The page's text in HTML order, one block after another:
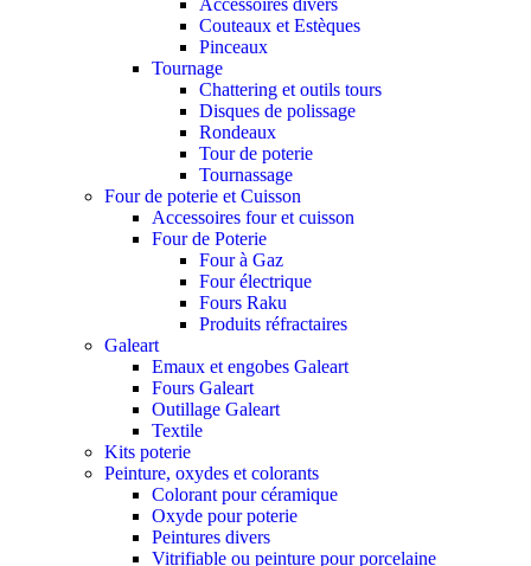
Accessoires divers
Couteaux et Estèques
Pinceaux
Tournage
Chattering et outils tours
Disques de polissage
Rondeaux
Tour de poterie
Tournassage
Four de poterie et Cuisson
Accessoires four et cuisson
Four de Poterie
Four à Gaz
Four électrique
Fours Raku
Produits réfractaires
Galeart
Emaux et engobes Galeart
Fours Galeart
Outillage Galeart
Textile
Kits poterie
Peinture, oxydes et colorants
Colorant pour céramique
Oxyde pour poterie
Peintures divers
Vitrifiable ou peinture pour porcelaine